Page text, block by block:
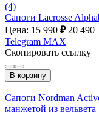
(4)
Сапоги Lacrosse
Цена: 15 990 ₽ 20 490
Telegram MAX
Скопировать ссылку
В корзину
Сапоги Nordman
манжетой из вельвета